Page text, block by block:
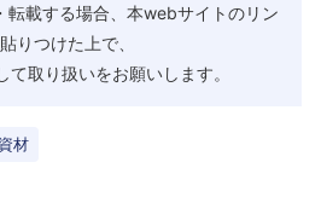
転載する場合、本webサイトのリン
りつけた上で、
取り扱いをお願いします。
材